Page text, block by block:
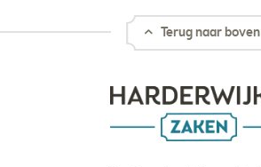
Terug naar boven